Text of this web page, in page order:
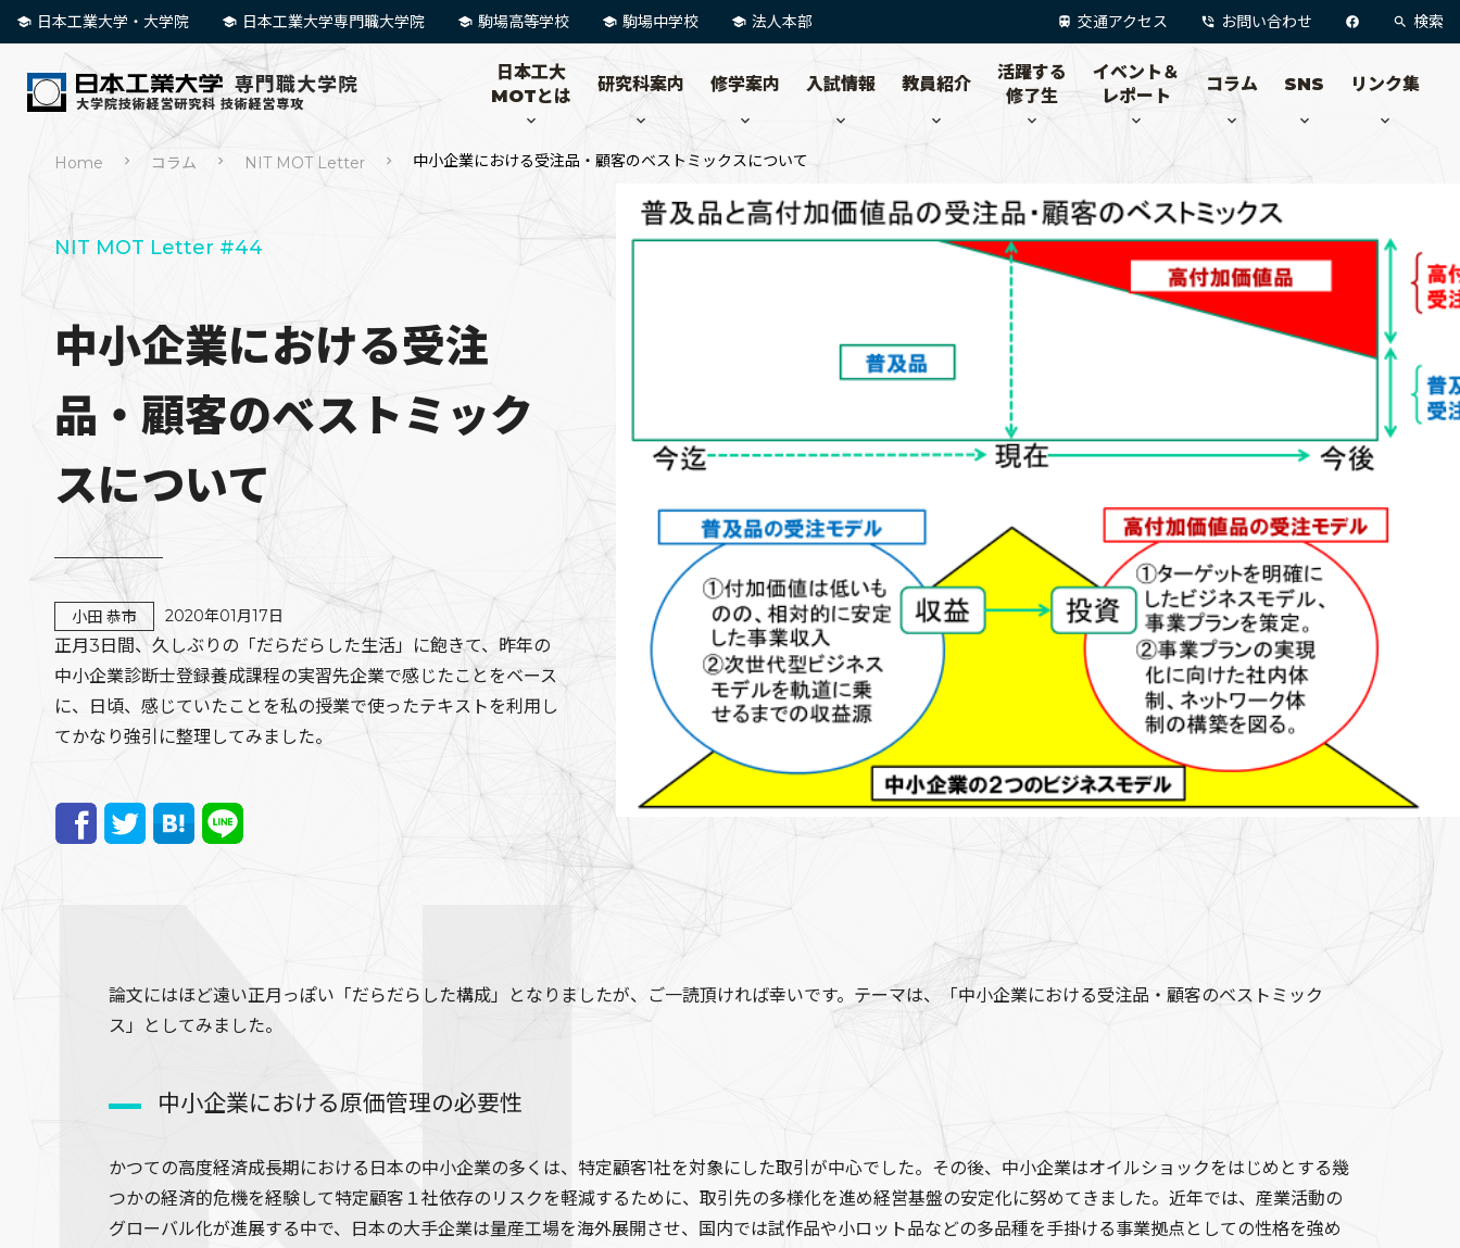
日本工業大学・大学院 日本工業大学専門職大学院 駒場高等学校 駒場中学校 法人本部 交通アクセス お問い合わせ 検索
日本工大
MOTとは
研究科案内 修学案内 入試情報 教員紹介
活躍する
修了生
イベント＆
レポート
コラム SNS リンク集
Home コラム NIT MOT Letter 中小企業における受注品・顧客のベストミックスについて
NIT MOT Letter #44
中小企業における受注
品・顧客のベストミック
スについて
小田 恭市 2020年01月17日
正月3日間、久しぶりの「だらだらした生活」に飽きて、昨年の
中小企業診断士登録養成課程の実習先企業で感じたことをベース
に、日頃、感じていたことを私の授業で使ったテキストを利用し
てかなり強引に整理してみました。
論文にはほど遠い正月っぽい「だらだらした構成」となりましたが、ご一読頂ければ幸いです。テーマは、「中小企業における受注品・顧客のベストミック
ス」としてみました。
中小企業における原価管理の必要性
かつての高度経済成長期における日本の中小企業の多くは、特定顧客1社を対象にした取引が中心でした。その後、中小企業はオイルショックをはじめとする幾
つかの経済的危機を経験して特定顧客１社依存のリスクを軽減するために、取引先の多様化を進め経営基盤の安定化に努めてきました。近年では、産業活動の
グローバル化が進展する中で、日本の大手企業は量産工場を海外展開させ、国内では試作品や小ロット品などの多品種を手掛ける事業拠点としての性格を強め